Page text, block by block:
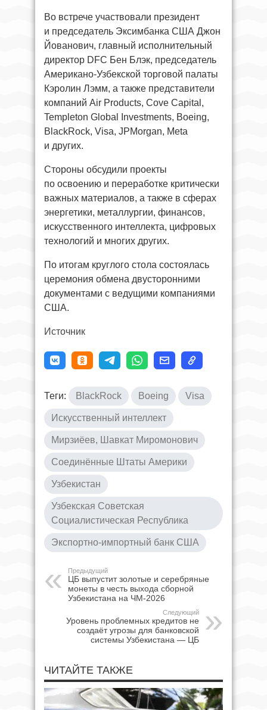
Во встрече участвовали президент
и председатель Эксимбанка США Джон
Йованович, главный исполнительный
директор DFC Бен Блэк, председатель
Американо-Узбекской торговой палаты
Кэролин Лэмм, а также представители
компаний Air Products, Cove Capital,
Templeton Global Investments, Boeing,
BlackRock, Visa, JPMorgan, Meta
и других.
Стороны обсудили проекты
по освоению и переработке критически
важных материалов, а также в сферах
энергетики, металлургии, финансов,
искусственного интеллекта, цифровых
технологий и многих других.
По итогам круглого стола состоялась
церемония обмена двусторонними
документами с ведущими компаниями
США.
Источник
Теги: BlackRock Boeing Visa
Искусственный интеллект
Мирзиёев, Шавкат Миромонович
Соединённые Штаты Америки
Узбекистан
Узбекская Советская
Социалистическая Республика
Экспортно-импортный банк США
Предыдущий
ЦБ выпустит золотые и серебряные
монеты в честь выхода сборной
Узбекистана на ЧМ-2026
Следующий
Уровень проблемных кредитов не
создаёт угрозы для банковской
системы Узбекистана — ЦБ
ЧИТАЙТЕ ТАКЖЕ